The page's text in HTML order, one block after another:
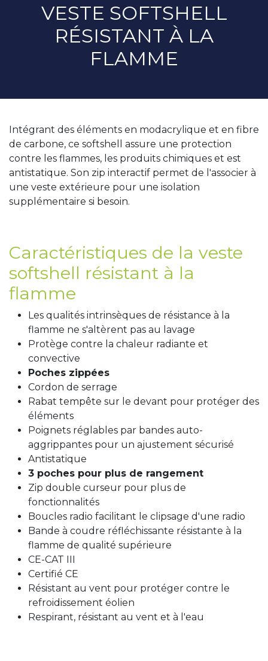
VESTE SOFTSHELL
RÉSISTANT À LA
FLAMME
Intégrant des éléments en modacrylique et en fibre
de carbone, ce softshell assure une protection
contre les flammes, les produits chimiques et est
antistatique. Son zip interactif permet de l'associer à
une veste extérieure pour une isolation
supplémentaire si besoin.
Caractéristiques de la veste
softshell résistant à la
flamme
Les qualités intrinsèques de résistance à la
flamme ne s'altèrent pas au lavage
Protège contre la chaleur radiante et
convective
Poches zippées
Cordon de serrage
Rabat tempête sur le devant pour protéger des
éléments
Poignets réglables par bandes auto-
aggrippantes pour un ajustement sécurisé
Antistatique
3 poches pour plus de rangement
Zip double curseur pour plus de
fonctionnalités
Boucles radio facilitant le clipsage d'une radio
Bande à coudre réfléchissante résistante à la
flamme de qualité supérieure
CE-CAT III
Certifié CE
Résistant au vent pour protéger contre le
refroidissement éolien
Respirant, résistant au vent et à l'eau